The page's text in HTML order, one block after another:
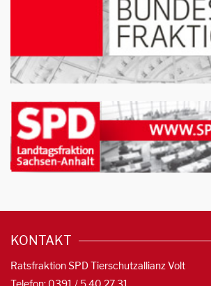
KONTAKT
Ratsfraktion SPD Tierschutzallianz Volt
Telefon: 0391 / 5 40 27 31